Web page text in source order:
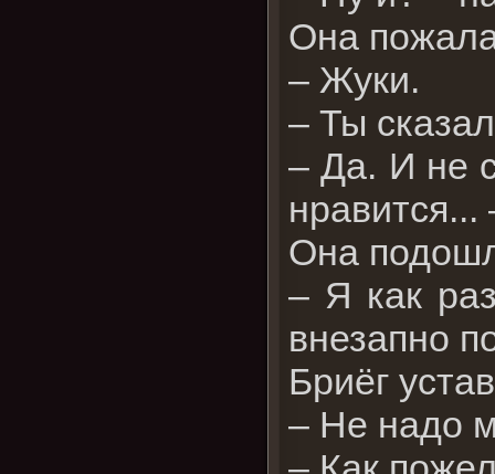
Она
– Жуки.
– Ты
– Да. И не
Она
– Я как
внезапно
Бриёг
– Не надо